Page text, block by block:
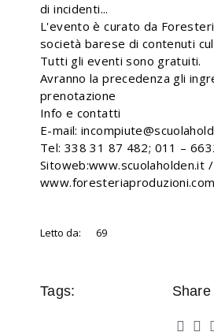
di incidenti...
L'evento è curato da
società barese di contenuti
Tutti gli eventi sono gratuiti.
Avranno la precedenza gli
prenotazione
Info e contatti
E-mail:
Tel: 338 31 87 482; 011 –
Sitoweb:www.scuolaholden.it /
www.foresteriaproduzioni.com
Letto da: 69
Tags: